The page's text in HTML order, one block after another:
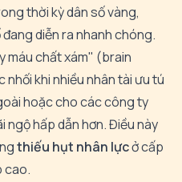
thời kỳ dân số vàng,
diễn ra nhanh chóng.
máu chất xám" (brain
nhối khi nhiều nhân tài ưu tú
hoặc cho các công ty
hấp dẫn hơn. Điều này
thiếu hụt nhân lựcở cấp
cao.